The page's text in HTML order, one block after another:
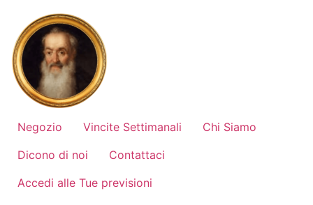
contenuto
Negozio Vincite Settimanali
Chi Siamo
Dicono di noi
Contattaci
Accedi alle Tue previsioni